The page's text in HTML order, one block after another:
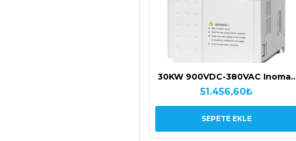
30KW 900VDC-380VAC Inomax
Deerco Inomax Solar Pompa
Sürücüsü
51.456,60₺
SEPETE EKLE